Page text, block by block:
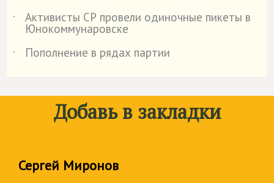
˙
Активисты СР провели одиночные пикеты в
Юнокоммунаровске
˙
Пополнение в рядах партии
Добавь в закладки
Сергей Миронов